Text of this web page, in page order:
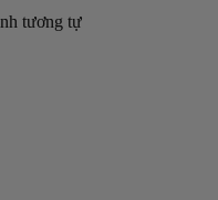
tương tự